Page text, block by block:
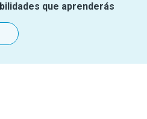
que aprenderás